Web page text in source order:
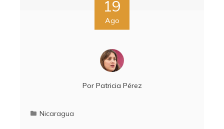
19
Ago
Por Patricia Pérez
Nicaragua